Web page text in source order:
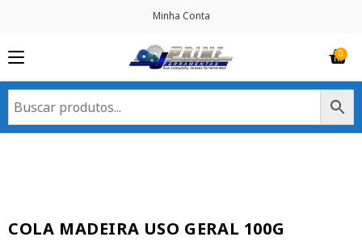
Minha Conta
COLA MADEIRA USO GERAL 100G